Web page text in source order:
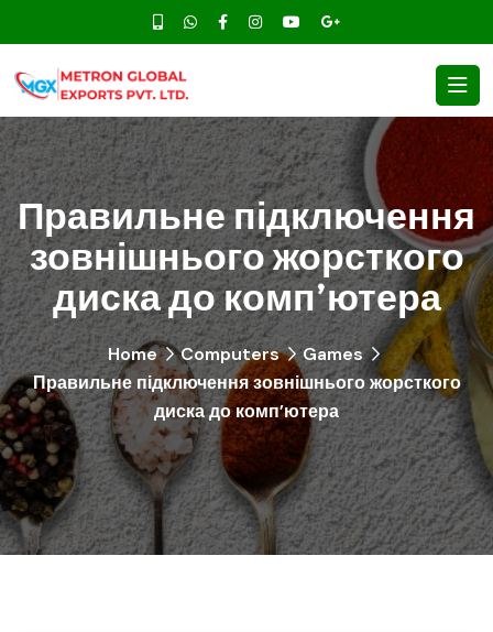
Правильне підключення
зовнішнього жорсткого
диска до комп’ютера
Home Computers
Games
Правильне підключення зовнішнього жорсткого
диска до комп’ютера